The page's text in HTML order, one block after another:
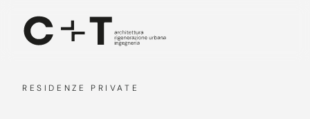
Skip to main content
RESIDENZE PRIVATE